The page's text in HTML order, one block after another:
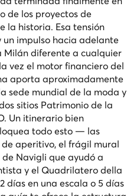
de los proyectos de
la historia. Esa tensión
impulso hacia adelante
Milán diferente a cualquier
vez el motor financiero del
aporta aproximadamente
sede mundial de la moda y
sitios Patrimonio de la
Un itinerario bien
todo esto — las
aperitivo, el frágil mural
Navigli que ayudó a
y el Quadrilatero della
días en una escala o 5 días